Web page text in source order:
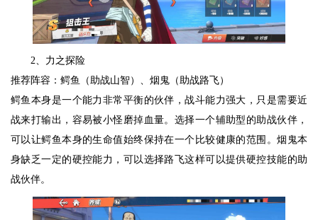
2、力之探险
推荐阵容：鳄鱼（助战山智）、烟鬼（助战路飞）
鳄鱼本身是一个能力非常平衡的伙伴，战斗能力强大，只是需要近
战来打输出，容易被小怪磨掉血量。选择一个辅助型的助战伙伴，
可以让鳄鱼本身的生命值始终保持在一个比较健康的范围。烟鬼本
身缺乏一定的硬控能力，可以选择路飞这样可以提供硬控技能的助
战伙伴。